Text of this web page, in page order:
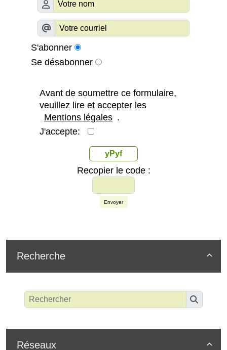
S'abonner
Se désabonner
Avant de soumettre ce formulaire,
veuillez lire et accepter les
Mentions légales .
J'accepte:
yPyf
Recopier le code :
Envoyer

Recherche

Réseaux